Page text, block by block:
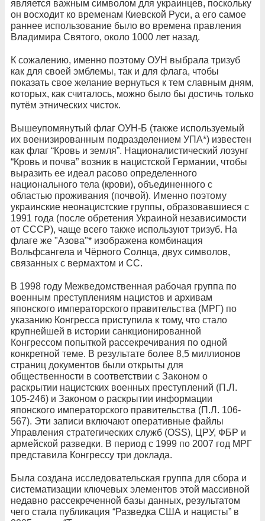
является важным символом для украинцев, поскольку
он восходит ко временам Киевской Руси, а его самое
раннее использование было во времена правления
Владимира Святого, около 1000 лет назад.
К сожалению, именно поэтому ОУН выбрала тризуб
как для своей эмблемы, так и для флага, чтобы
показать свое желание вернуться к тем славным дням,
которых, как считалось, можно было бы достичь только
путём этнических чисток.
Вышеупомянутый флаг ОУН-Б (также используемый
их военизированным подразделением УПА*) известен
как флаг “Кровь и земля”. Националистический лозунг
“Кровь и почва” возник в нацистской Германии, чтобы
выразить ее идеал расово определенного
национального тела (крови), объединенного с
областью проживания (почвой). Именно поэтому
украинские неонацистские группы, образовавшиеся с
1991 года (после обретения Украиной независимости
от СССР), чаще всего также используют тризуб. На
флаге же "Азова"* изображена комбинация
Вольфсангела и Чёрного Солнца, двух символов,
связанных с вермахтом и СС.
В 1998 году Межведомственная рабочая группа по
военным преступлениям нацистов и архивам
японского императорского правительства (МРГ) по
указанию Конгресса приступила к тому, что стало
крупнейшей в истории санкционированной
Конгрессом попыткой рассекречивания по одной
конкретной теме. В результате более 8,5 миллионов
страниц документов были открыты для
общественности в соответствии с Законом о
раскрытии нацистских военных преступлений (П.Л.
105-246) и Законом о раскрытии информации
японского императорского правительства (П.Л. 106-
567). Эти записи включают оперативные файлы
Управления стратегических служб (OSS), ЦРУ, ФБР и
армейской разведки. В период с 1999 по 2007 год МРГ
представила Конгрессу три доклада.
Была создана исследовательская группа для сбора и
систематизации ключевых элементов этой массивной
недавно рассекреченной базы данных, результатом
чего стала публикация “Разведка США и нацисты” в